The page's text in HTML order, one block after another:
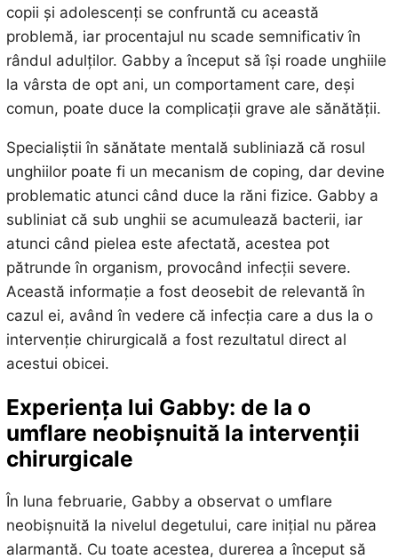
copii și adolescenți se confruntă cu această
problemă, iar procentajul nu scade semnificativ în
rândul adulților. Gabby a început să își roade unghiile
la vârsta de opt ani, un comportament care, deși
comun, poate duce la complicații grave ale sănătății.
Specialiștii în sănătate mentală subliniază că rosul
unghiilor poate fi un mecanism de coping, dar devine
problematic atunci când duce la răni fizice. Gabby a
subliniat că sub unghii se acumulează bacterii, iar
atunci când pielea este afectată, acestea pot
pătrunde în organism, provocând infecții severe.
Această informație a fost deosebit de relevantă în
cazul ei, având în vedere că infecția care a dus la o
intervenție chirurgicală a fost rezultatul direct al
acestui obicei.
Experiența lui Gabby: de la o
umflare neobișnuită la intervenții
chirurgicale
În luna februarie, Gabby a observat o umflare
neobișnuită la nivelul degetului, care inițial nu părea
alarmantă. Cu toate acestea, durerea a început să